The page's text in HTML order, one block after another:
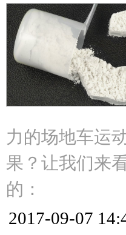
力的场地车运
果？让我们来
的：
2017-09-07